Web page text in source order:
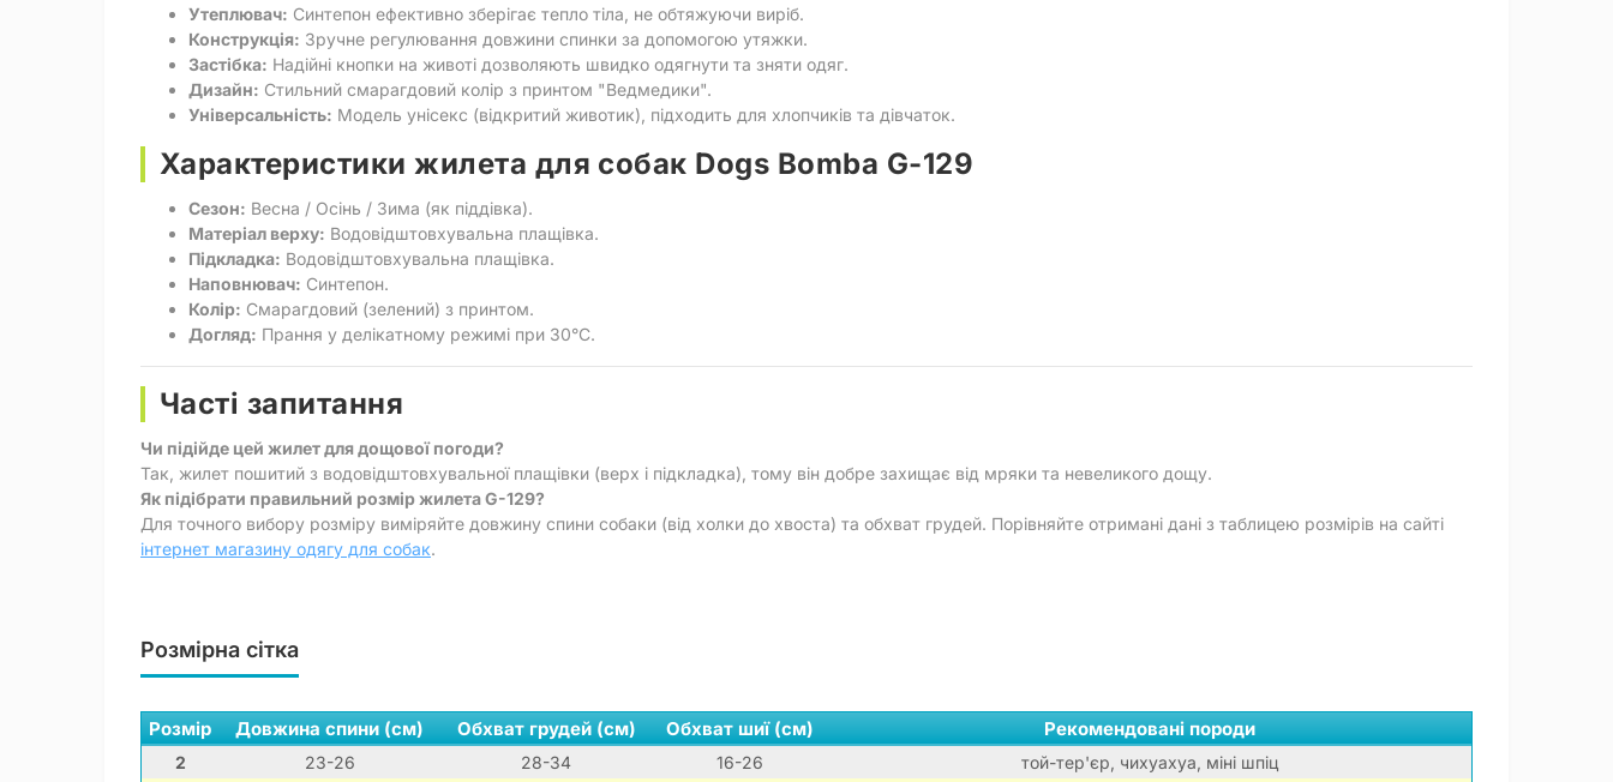
Утеплювач: Синтепон ефективно зберігає тепло тіла, не обтяжуючи виріб.
Конструкція: Зручне регулювання довжини спинки за допомогою утяжки.
Застібка: Надійні кнопки на животі дозволяють швидко одягнути та зняти одяг.
Дизайн: Стильний смарагдовий колір з принтом "Ведмедики".
Універсальність: Модель унісекс (відкритий животик), підходить для хлопчиків та дівчаток.
Характеристики жилета для собак Dogs Bomba G-129
Сезон: Весна / Осінь / Зима (як піддівка).
Матеріал верху: Водовідштовхувальна плащівка.
Підкладка: Водовідштовхувальна плащівка.
Наповнювач: Синтепон.
Колір: Смарагдовий (зелений) з принтом.
Догляд: Прання у делікатному режимі при 30°C.
Часті запитання
Чи підійде цей жилет для дощової погоди?
Так, жилет пошитий з водовідштовхувальної плащівки (верх і підкладка), тому він добре захищає від мряки та невеликого дощу.
Як підібрати правильний розмір жилета G-129?
Для точного вибору розміру виміряйте довжину спини собаки (від холки до хвоста) та обхват грудей. Порівняйте отримані дані з таблицею розмірів на сайті
інтернет магазину одягу для собак.
Розмірна сітка
Розмір Довжина спини (см) Обхват грудей (см) Обхват шиї (см) Рекомендовані породи
2 23-26 28-34 16-26
той-тер'єр, чихуахуа, міні шпіц